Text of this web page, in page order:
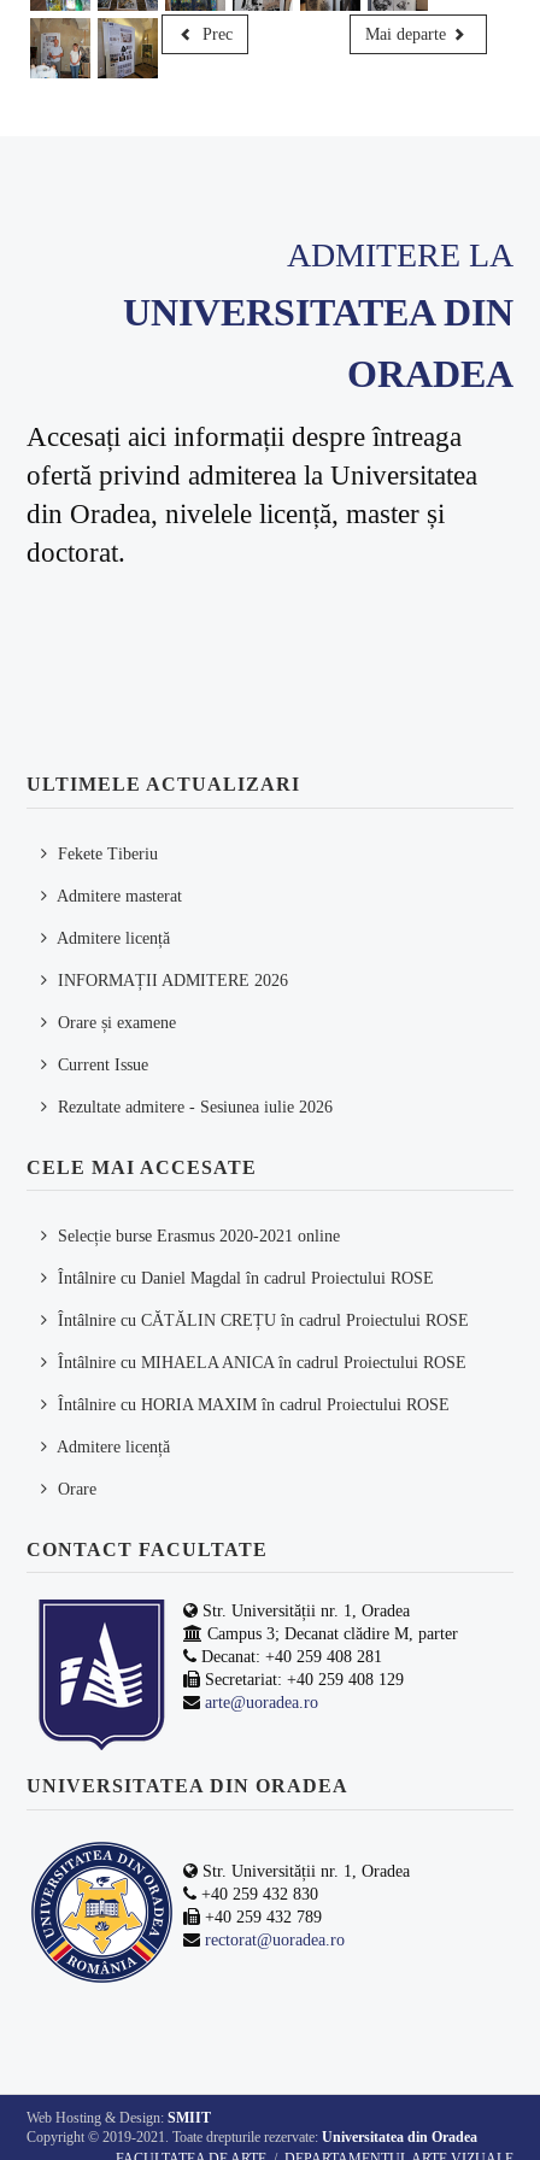
Prec Mai departe
ADMITERE LA
UNIVERSITATEA DIN
ORADEA
Accesați aici informații despre întreaga
ofertă privind admiterea la Universitatea
din Oradea, nivelele licență, master și
doctorat.
ULTIMELE ACTUALIZARI
Fekete Tiberiu
Admitere masterat
Admitere licență
INFORMAȚII ADMITERE 2026
Orare și examene
Current Issue
Rezultate admitere - Sesiunea iulie 2026
CELE MAI ACCESATE
Selecție burse Erasmus 2020-2021 online
Întâlnire cu Daniel Magdal în cadrul Proiectului ROSE
Întâlnire cu CĂTĂLIN CREȚU în cadrul Proiectului ROSE
Întâlnire cu MIHAELA ANICA în cadrul Proiectului ROSE
Întâlnire cu HORIA MAXIM în cadrul Proiectului ROSE
Admitere licență
Orare
CONTACT FACULTATE
Str. Universității nr. 1, Oradea
Campus 3; Decanat clădire M, parter
Decanat: +40 259 408 281
Secretariat: +40 259 408 129
arte@uoradea.ro
UNIVERSITATEA DIN ORADEA
Str. Universității nr. 1, Oradea
+40 259 432 830
+40 259 432 789
rectorat@uoradea.ro
Web Hosting & Design: SMIIT
Copyright © 2019-2021. Toate drepturile rezervate: Universitatea din Oradea